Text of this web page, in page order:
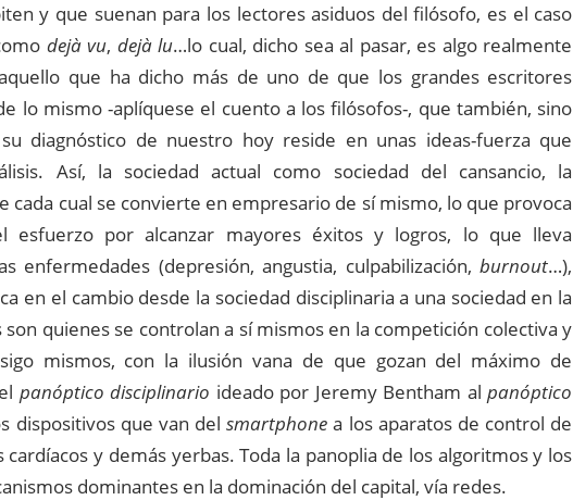
y que suenan para los lectores asiduos del filósofo, es el caso
dejà vu, dejà lu…lo cual, dicho sea al pasar, es algo realmente
que ha dicho más de uno de que los grandes escritores
lo mismo -aplíquese el cuento a los filósofos-, que también, sino
diagnóstico de nuestro hoy reside en unas ideas-fuerza que
Así, la sociedad actual como sociedad del cansancio, la
cada cual se convierte en empresario de sí mismo, lo que provoca
esfuerzo por alcanzar mayores éxitos y logros, lo que lleva
enfermedades (depresión, angustia, culpabilización,burnout…),
en el cambio desde la sociedad disciplinaria a una sociedad en la
son quienes se controlan a sí mismos en la competición colectiva y
mismos, con la ilusión vana de que gozan del máximo de
panóptico disciplinario ideado por Jeremy Bentham alpanóptico
dispositivos que van delsmartphone a los aparatos de control de
cardíacos y demás yerbas. Toda la panoplia de los algoritmos y los
dominantes en la dominación del capital, vía redes.